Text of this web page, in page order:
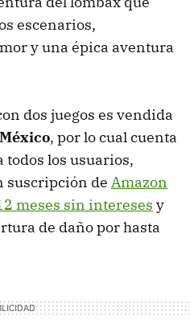
escenarios,
y una épica aventura
dos juegos es vendida
, por lo cual cuenta
todos los usuarios,
suscripción de Amazon
meses sin intereses y
de daño por hasta